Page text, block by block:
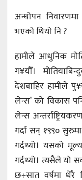
अन्धोपन
भएको थियो नि ?
हामीले आधुनिक
ग¥यौँ।
देशबाहिर हामीले
लेन्स’ को विकास
लेन्स
गर्दा सन् १९९०
गर्दथ्यो। यसको
गर्दथ्यो। त्यसैले यो
छ÷सात वर्षमा धेरै